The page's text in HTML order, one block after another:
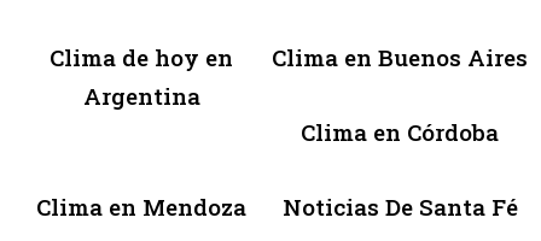
Clima de hoy en
Argentina
Clima en Buenos Aires
Clima en Córdoba
Clima en Mendoza Noticias De Santa Fé